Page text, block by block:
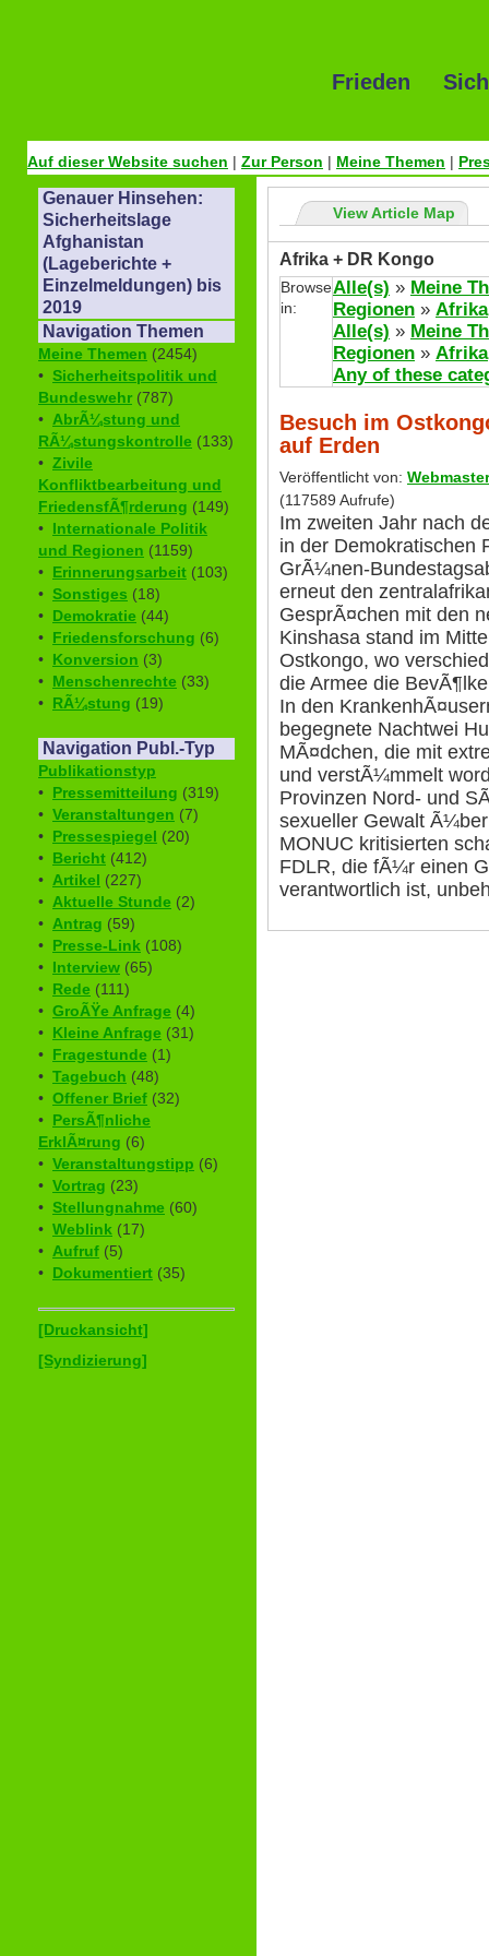
Frieden
Auf dieser Website suchen | Zur Person | Meine Themen |
Genauer Hinsehen:
Sicherheitslage
Afghanistan
(Lageberichte +
Einzelmeldungen) bis
2019
Navigation Themen
Meine Themen (2454)
• Sicherheitspolitik und
Bundeswehr (787)
• AbrÃ¼stung und
RÃ¼stungskontrolle (133)
• Zivile
Konfliktbearbeitung und
FriedensfÃ¶rderung (149)
• Internationale Politik
und Regionen (1159)
• Erinnerungsarbeit (103)
• Sonstiges (18)
• Demokratie (44)
• Friedensforschung (6)
• Konversion (3)
• Menschenrechte (33)
• RÃ¼stung (19)
Navigation Publ.-Typ
Publikationstyp
• Pressemitteilung (319)
• Veranstaltungen (7)
• Pressespiegel (20)
• Bericht (412)
• Artikel (227)
• Aktuelle Stunde (2)
• Antrag (59)
• Presse-Link (108)
• Interview (65)
• Rede (111)
• GroÃŸe Anfrage (4)
• Kleine Anfrage (31)
• Fragestunde (1)
• Tagebuch (48)
• Offener Brief (32)
• PersÃ¶nliche
ErklÃ¤rung (6)
• Veranstaltungstipp (6)
• Vortrag (23)
• Stellungnahme (60)
• Weblink (17)
• Aufruf (5)
• Dokumentiert (35)
[Druckansicht]
[Syndizierung]
View Article Map
Afrika + DR Kongo
Browse
in:
Alle(s) » Meine
Regionen » Afrika
Alle(s) » Meine
Regionen » Afrika
Any of these
Besuch im
auf Erden
Veröffentlicht von: Webmaster
(117589 Aufrufe)
Im zweiten Jahr nach
in der Demokratischen
GrÃ¼nen-
erneut den
GesprÃ¤chen mit den
Kinshasa stand im
Ostkongo, wo
die Armee die
In den
begegnete Nachtwei
MÃ¤dchen, die mit
und verstÃ¼mmelt
Provinzen Nord- und
sexueller Gewalt
MONUC kritisierten
FDLR, die fÃ¼r einen
verantwortlich ist,